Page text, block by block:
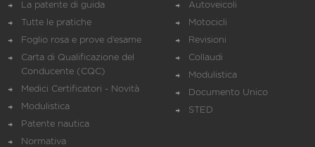
La patente di guida
Tutte le pratiche
Foglio rosa e prove d’esame
Carta di Qualificazione del
Conducente (CQC)
Medici Certificatori - Novità
Modulistica
Patente nautica
Normativa
Autoveicoli
Motocicli
Revisioni
Collaudi
Modulistica
Documento Unico
STED